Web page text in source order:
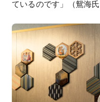
ているのです」（鴛海氏